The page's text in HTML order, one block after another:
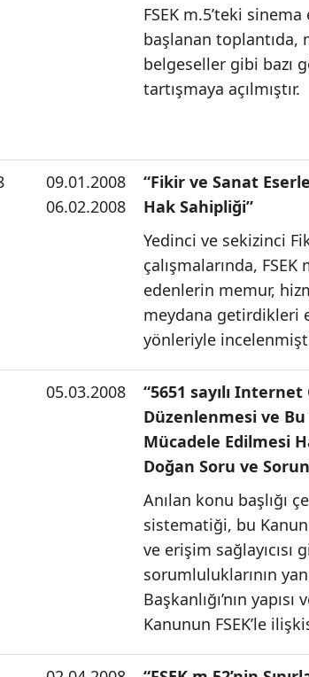
FSEK m.5’teki
başlanan toplantıda,
belgeseller gibi bazı
tartışmaya açılmıştır.
09.01.2008
06.02.2008
“Fikir ve Sanat
Hak Sahipliği”
Yedinci ve sekizinci
çalışmalarında,
edenlerin memur,
meydana getirdikleri
yönleriyle
05.03.2008
“5651 sayılı Internet
Düzenlenmesi ve
Mücadele Edilmesi
Doğan Soru ve
Anılan konu başlığı
sistematiği, bu Kanun
ve erişim sağlayıcısı
sorumluluklarının
Başkanlığı’nın
Kanunun FSEK’le